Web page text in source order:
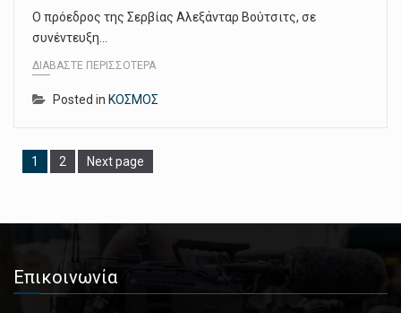
Ο πρόεδρος της Σερβίας Αλεξάνταρ Βούτσιτς, σε
συνέντευξη…
ΔΙΑΒΆΣΤΕ ΠΕΡΙΣΣΌΤΕΡΑ
Posted in ΚΟΣΜΟΣ
Page
1 Page
2 Next page
Επικοινωνία